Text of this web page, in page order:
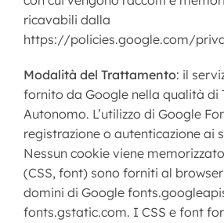
ricavabili dalla
https://policies.google.com/
Modalità del Trattamento: il
fornito da Google nella qualità di
Autonomo. L’utilizzo di Google
registrazione o autenticazione ai
Nessun cookie viene
(CSS, font) sono forniti al
domini di Google
fonts.gstatic.com. I CSS e font